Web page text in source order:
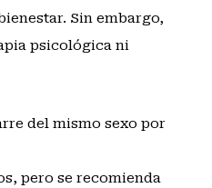
Sin embargo,
psicológica ni
del mismo sexo por
pero se recomienda